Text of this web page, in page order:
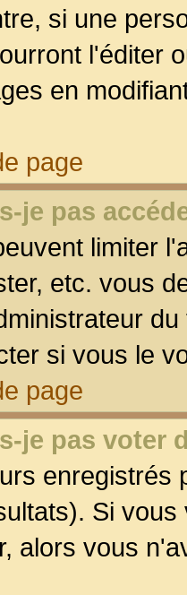
si une
l'éditer
en
page
je pas
limiter
etc. vous
si vous le
page
je pas voter
enregistrés
Si
alors vous